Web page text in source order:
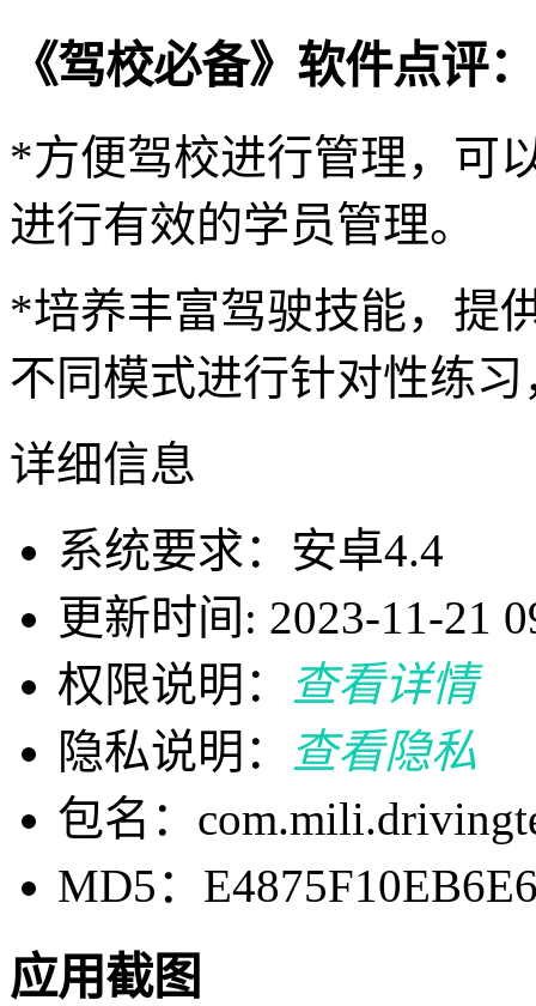
《驾校必备》软件点评：
*方便驾校进行管理，可
进行有效的学员管理。
*培养丰富驾驶技能，提
不同模式进行针对性练
详细信息
系统要求：安卓4.4
更新时间: 2023-11-21
权限说明：
查看详情
隐私说明：
查看隐私
包名：
MD5：
应用截图